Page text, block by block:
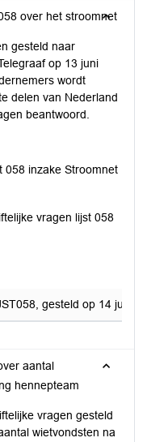
over het stroomnet
gesteld naar
op 13 juni
wordt
delen van Nederland
beantwoord.
058 inzake Stroomnet
vragen lijst 058
gesteld op 14 juni
aantal
hennepteam
vragen gesteld
wietvondsten na